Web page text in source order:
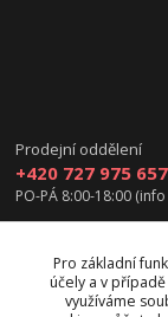
Prodejní oddělení
+420 727 975 657
PO-PÁ 8:00-18:00
Pro základní
účely a v
využíváme